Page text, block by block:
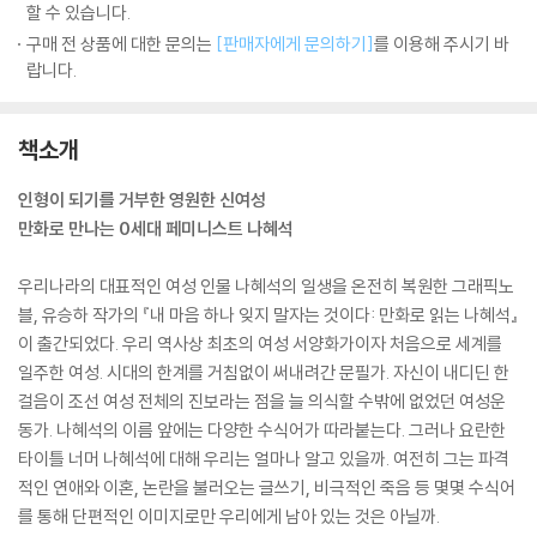
할 수 있습니다.
구매 전 상품에 대한 문의는 [판매자에게 문의하기]를 이용해 주시기 바
랍니다.
책소개
인형이 되기를 거부한 영원한 신여성
만화로 만나는 0세대 페미니스트 나혜석
우리나라의 대표적인 여성 인물 나혜석의 일생을 온전히 복원한 그래픽노
블, 유승하 작가의 『내 마음 하나 잊지 말자는 것이다: 만화로 읽는 나혜석』
이 출간되었다. 우리 역사상 최초의 여성 서양화가이자 처음으로 세계를
일주한 여성. 시대의 한계를 거침없이 써내려간 문필가. 자신이 내디딘 한
걸음이 조선 여성 전체의 진보라는 점을 늘 의식할 수밖에 없었던 여성운
동가. 나혜석의 이름 앞에는 다양한 수식어가 따라붙는다. 그러나 요란한
타이틀 너머 나혜석에 대해 우리는 얼마나 알고 있을까. 여전히 그는 파격
적인 연애와 이혼, 논란을 불러오는 글쓰기, 비극적인 죽음 등 몇몇 수식어
를 통해 단편적인 이미지로만 우리에게 남아 있는 것은 아닐까.